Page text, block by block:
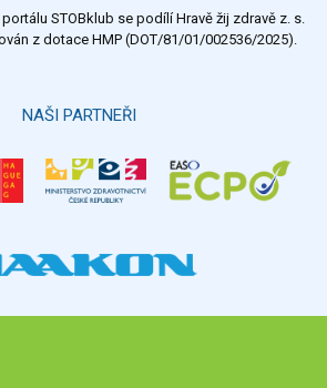
Všechny ankety
STOBklub se podílí Hravě žij zdravě z. s.
z dotace HMP (DOT/81/01/002536/2025).
NAŠI PARTNEŘI